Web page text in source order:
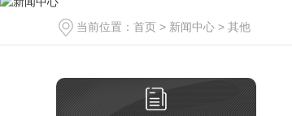
当前位置： 首页 > 新闻中心 > 其他